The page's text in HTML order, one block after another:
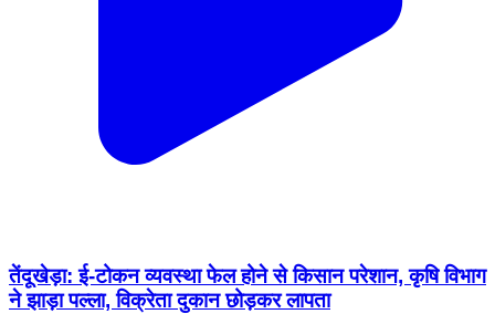
तेंदूखेड़ा: ई-टोकन व्यवस्था फेल होने से किसान परेशान, कृषि विभाग
ने झाड़ा पल्ला, विक्रेता दुकान छोड़कर लापता